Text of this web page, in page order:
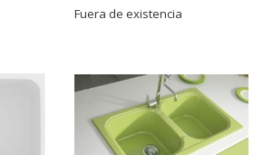
Fuera de existencia